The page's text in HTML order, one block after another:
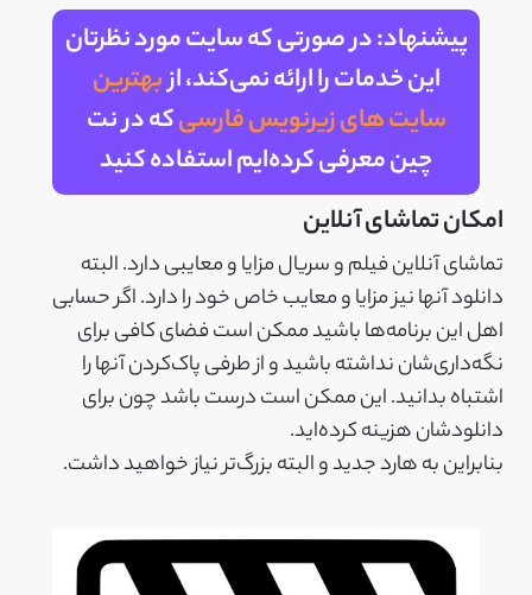
پیشنهاد: در صورتی که سایت مورد نظرتان
این خدمات را ارائه نمی‌کند، ازبهترین
سایت های زیرنویس فارسیکه در نت
چین معرفی کرده‌ایم استفاده کنید
امکان تماشای آنلاین
تماشای آنلاین فیلم و سریال مزایا و معایبی دارد. البته
دانلود آنها نیز مزایا و معایب خاص خود را دارد. اگر حسابی
اهل این برنامه‌ها باشید ممکن است فضای کافی برای
نگه‌داری‌شان نداشته باشید و از طرفی پاک‌کردن آنها را
اشتباه بدانید. این ممکن است درست باشد چون برای
دانلودشان هزینه کرده‌اید.
بنابراین به هارد جدید و البته بزرگ‌تر نیاز خواهید داشت.